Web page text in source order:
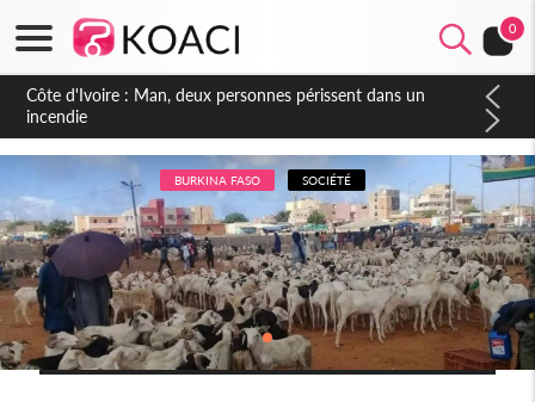
0
Côte d'Ivoire : Séileu, la célébration de la fête nationale
transformée en vaste campagne contre les produits
dépigmentants dangereux
BURKINA FASO SOCIÉTÉ